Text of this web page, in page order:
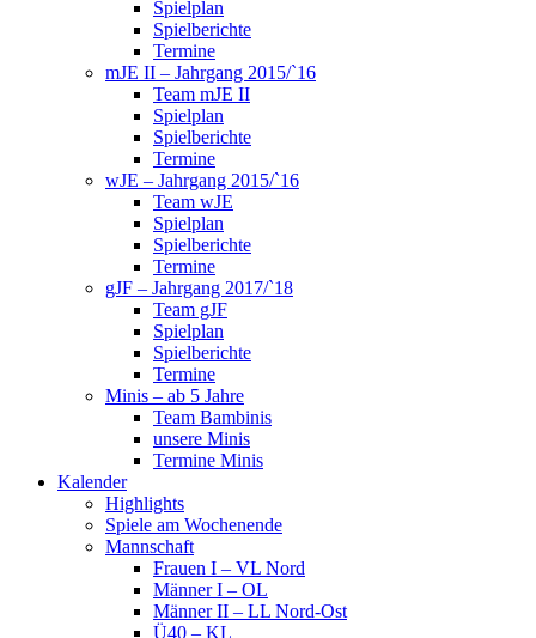
Spielplan
Spielberichte
Termine
mJE II – Jahrgang 2015/`16
Team mJE II
Spielplan
Spielberichte
Termine
wJE – Jahrgang 2015/`16
Team wJE
Spielplan
Spielberichte
Termine
gJF – Jahrgang 2017/`18
Team gJF
Spielplan
Spielberichte
Termine
Minis – ab 5 Jahre
Team Bambinis
unsere Minis
Termine Minis
Kalender
Highlights
Spiele am Wochenende
Mannschaft
Frauen I – VL Nord
Männer I – OL
Männer II – LL Nord-Ost
Ü40 – KL